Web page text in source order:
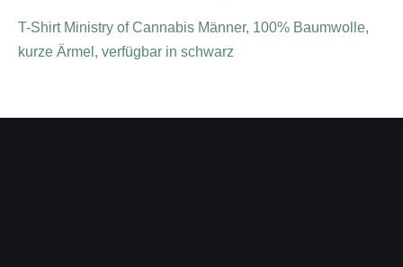
T-Shirt Ministry of Cannabis Männer, 100% Baumwolle,
kurze Ärmel, verfügbar in schwarz